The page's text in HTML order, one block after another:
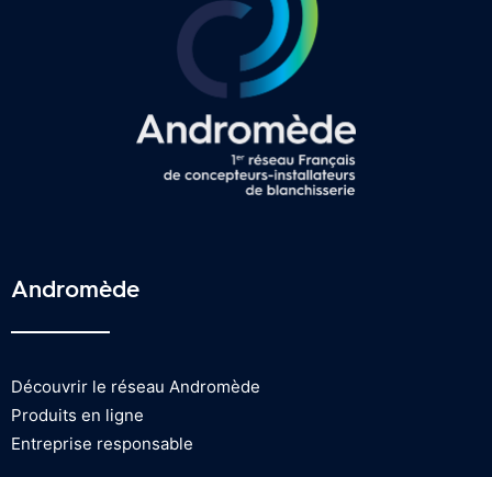
Andromède
Découvrir le réseau Andromède
Produits en ligne
Entreprise responsable